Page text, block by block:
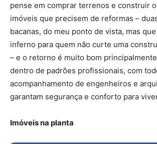
pense em comprar terrenos e construir
imóveis que precisem de reformas –
bacanas, do meu ponto de vista, mas
inferno para quem não curte uma
– e o retorno é muito bom
dentro de padrões profissionais, com
acompanhamento de engenheiros e
garantam segurança e conforto para
Imóveis na planta